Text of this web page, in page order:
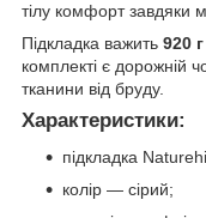
тілу комфорт завдяки
Підкладка важить 920 г
комплекті є дорожній
тканини від бруду.
Характеристики:
підкладка
колір — сірий;